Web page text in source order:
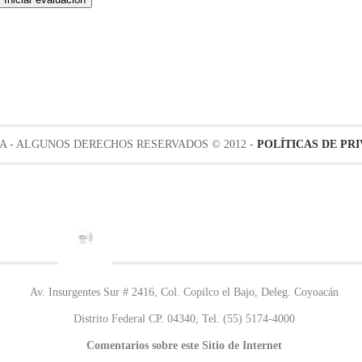
- ALGUNOS DERECHOS RESERVADOS © 2012 - POLÍTICAS DE
Av. Insurgentes Sur # 2416, Col. Copilco el Bajo, Deleg. Coyoacán
Distrito Federal CP. 04340, Tel. (55) 5174-4000
Comentarios sobre este Sitio de Internet